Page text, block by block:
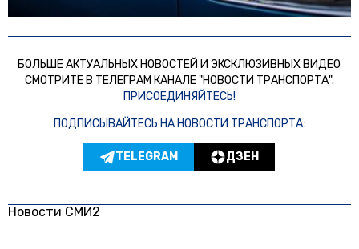
БОЛЬШЕ АКТУАЛЬНЫХ НОВОСТЕЙ И ЭКСКЛЮЗИВНЫХ ВИДЕО
СМОТРИТЕ В ТЕЛЕГРАМ КАНАЛЕ "НОВОСТИ ТРАНСПОРТА".
ПРИСОЕДИНЯЙТЕСЬ!
ПОДПИСЫВАЙТЕСЬ НА НОВОСТИ ТРАНСПОРТА:
TELEGRAM ДЗЕН
Новости СМИ2